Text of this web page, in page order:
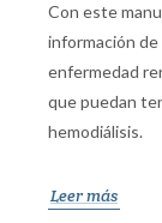
Con este
información de
enfermedad
que puedan
hemodiálisis.
Leer más